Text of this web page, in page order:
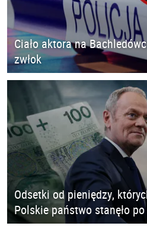
Ciało aktora na
zwłok
Odsetki od pieniędzy,
Polskie państwo stanęło